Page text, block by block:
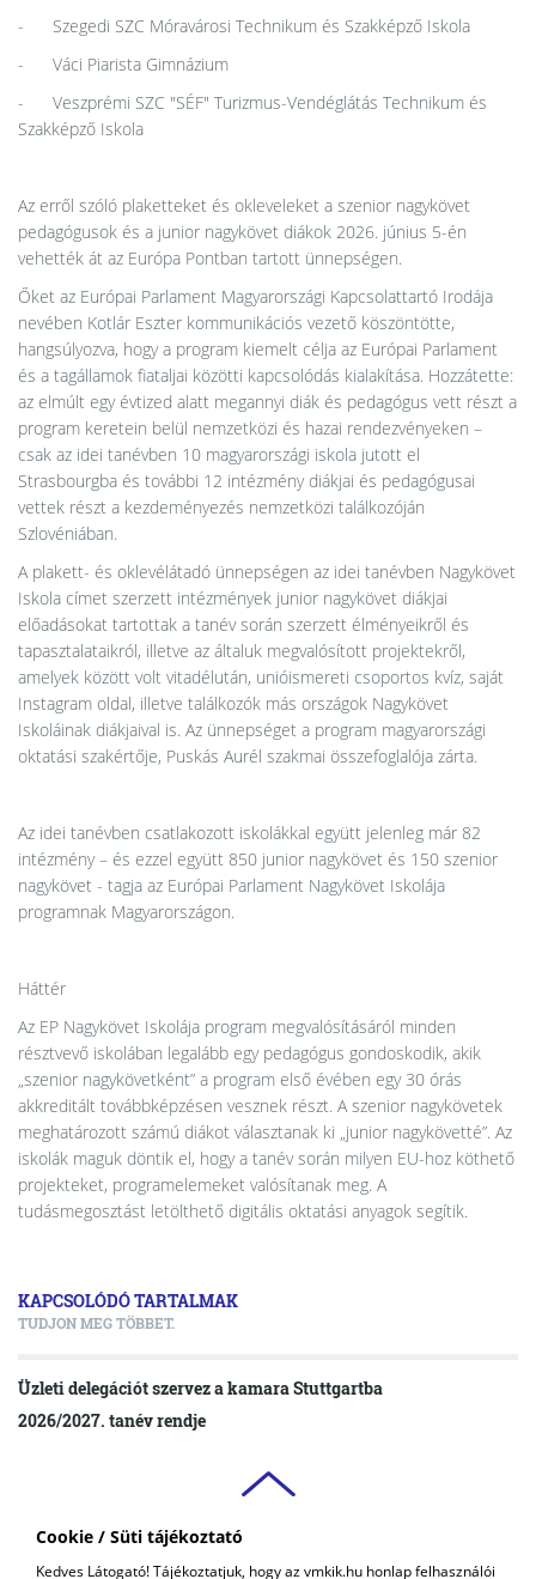
Cookie / Süti tájékoztató
Kedves Látogató! Tájékoztatjuk, hogy az vmkik.hu honlap felhasználói
- Szegedi SZC Móravárosi Technikum és Szakképző Iskola
- Váci Piarista Gimnázium
- Veszprémi SZC "SÉF" Turizmus-Vendéglátás Technikum és
Szakképző Iskola
Az erről szóló plaketteket és okleveleket a szenior nagykövet
pedagógusok és a junior nagykövet diákok 2026. június 5-én
vehették át az Európa Pontban tartott ünnepségen.
Őket az Európai Parlament Magyarországi Kapcsolattartó Irodája
nevében Kotlár Eszter kommunikációs vezető köszöntötte,
hangsúlyozva, hogy a program kiemelt célja az Európai Parlament
és a tagállamok fiataljai közötti kapcsolódás kialakítása. Hozzátette:
az elmúlt egy évtized alatt megannyi diák és pedagógus vett részt a
program keretein belül nemzetközi és hazai rendezvényeken –
csak az idei tanévben 10 magyarországi iskola jutott el
Strasbourgba és további 12 intézmény diákjai és pedagógusai
vettek részt a kezdeményezés nemzetközi találkozóján
Szlovéniában.
A plakett- és oklevélátadó ünnepségen az idei tanévben Nagykövet
Iskola címet szerzett intézmények junior nagykövet diákjai
előadásokat tartottak a tanév során szerzett élményeikről és
tapasztalataikról, illetve az általuk megvalósított projektekről,
amelyek között volt vitadélután, unióismereti csoportos kvíz, saját
Instagram oldal, illetve találkozók más országok Nagykövet
Iskoláinak diákjaival is. Az ünnepséget a program magyarországi
oktatási szakértője, Puskás Aurél szakmai összefoglalója zárta.
Az idei tanévben csatlakozott iskolákkal együtt jelenleg már 82
intézmény – és ezzel együtt 850 junior nagykövet és 150 szenior
nagykövet - tagja az Európai Parlament Nagykövet Iskolája
programnak Magyarországon.
Háttér
Az EP Nagykövet Iskolája program megvalósításáról minden
résztvevő iskolában legalább egy pedagógus gondoskodik, akik
„szenior nagykövetként” a program első évében egy 30 órás
akkreditált továbbképzésen vesznek részt. A szenior nagykövetek
meghatározott számú diákot választanak ki „junior nagykövetté”. Az
iskolák maguk döntik el, hogy a tanév során milyen EU-hoz köthető
projekteket, programelemeket valósítanak meg. A
tudásmegosztást letölthető digitális oktatási anyagok segítik.
KAPCSOLÓDÓ TARTALMAK
TUDJON MEG TÖBBET.
Üzleti delegációt szervez a kamara Stuttgartba
2026/2027. tanév rendje
VAS VÁRMEGYEI